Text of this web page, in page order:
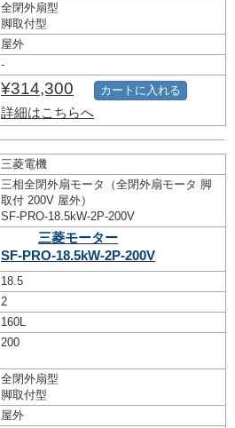
全閉外扇型
脚取付型
屋外
-
¥314,300
詳細はこちらへ
カートに入れる
三菱電機
三相全閉外扇モータ（全閉外扇モータ 脚
取付 200V 屋外）
SF-PRO-18.5kW-2P-200V
三菱モーター
SF-PRO-18.5kW-2P-200V
18.5
2
160L
200
全閉外扇型
脚取付型
屋外